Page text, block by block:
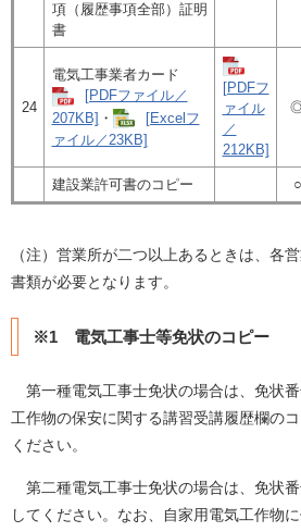
項（履歴事項全部）証明
書
24
電気工事業者カード
[PDFファイル／
207KB] ・
[Excelフ
ァイル／23KB]
[PDFフ
ァイル
／
212KB]
建設業許可書のコピー ○
（注）営業所が二つ以上あるときは、各
書類が必要となります。
※1 電気工事士等免状のコピー
第一種電気工事士免状の場合は、免状
工作物の保安に関する講習受講履歴欄の
ください。
第二種電気工事士免状の場合は、免状
してください。なお、自家用電気工作物